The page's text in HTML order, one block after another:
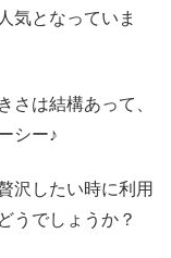
気となっていま
さは結構あって、
シー♪
沢したい時に利用
うでしょうか？